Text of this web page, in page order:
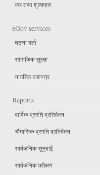
कर तथा शुल्कहरु
eGov services
घटना दर्ता
सामाजिक सुरक्षा
नागरिक वडापत्र
Reports
वार्षिक प्रगति प्रतिवेदन
चौमासिक प्रगति प्रतिवेदन
सार्वजनिक सुनुवाई
सार्वजनिक परीक्षण